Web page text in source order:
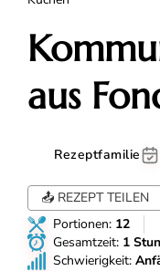
aus
Rezeptfamilie
📤 REZEPT TEILEN
Portionen: 12
Gesamtzeit: 1
Schwierigkeit: